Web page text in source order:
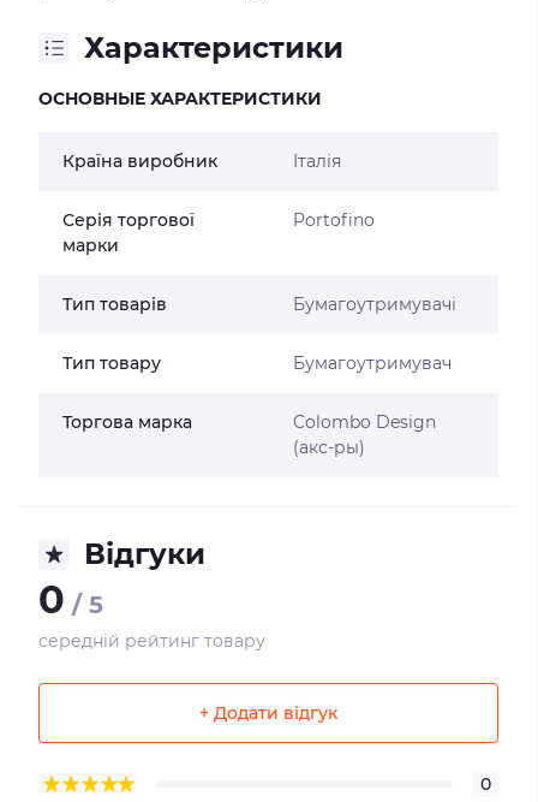
Характеристики
ОСНОВНЫЕ ХАРАКТЕРИСТИКИ
Країна виробник Італія
Серія торгової
марки
Portofino
Тип товарів Бумагоутримувачі
Тип товару Бумагоутримувач
Торгова марка
Colombo Design
(акс-ры)
Відгуки
0 / 5
середній рейтинг товару
+ Додати відгук
0